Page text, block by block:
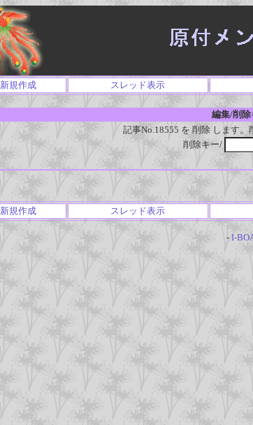
新規作成 スレッド表示
編集/削除
記事No.18555 を 削除 します
削除キー/
新規作成 スレッド表示
- I-